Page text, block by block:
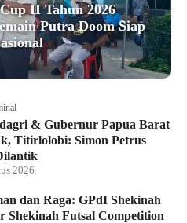
II Tahun 2026
Putra Doom Siap
& Gubernur Papua Barat
Titirlolobi: Simon Petrus
2026
dan Raga: GPdI Shekinah
Shekinah Futsal Competition